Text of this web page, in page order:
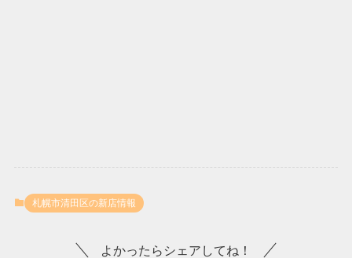
札幌市清田区の新店情報
よかったらシェアしてね！